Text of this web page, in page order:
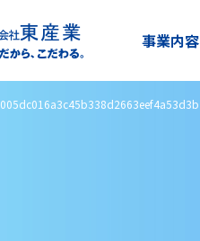
事業内容
005dc016a3c45b338d2663eef4a53d3b